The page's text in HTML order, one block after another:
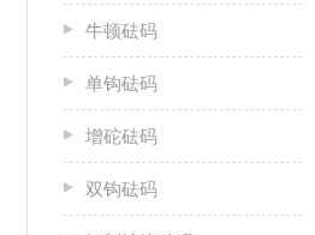
牛顿砝码
单钩砝码
增砣砝码
双钩砝码